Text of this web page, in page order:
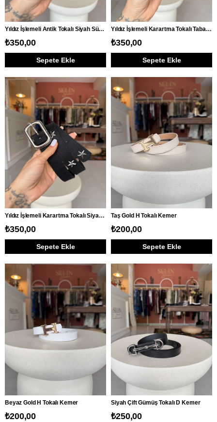
Yıldız İşlemeli Antik Tokalı Siyah Süet Kemer
₺350,00
Sepete Ekle
Yıldız İşlemeli Karartma Tokalı Taba Süet Kemer
₺350,00
Sepete Ekle
Yıldız İşlemeli Karartma Tokalı Siyah Süet Kemer
₺350,00
Sepete Ekle
Taş Gold H Tokalı Kemer
₺200,00
Sepete Ekle
Beyaz Gold H Tokalı Kemer
₺200,00
Siyah Çift Gümüş Tokalı D Kemer
₺250,00